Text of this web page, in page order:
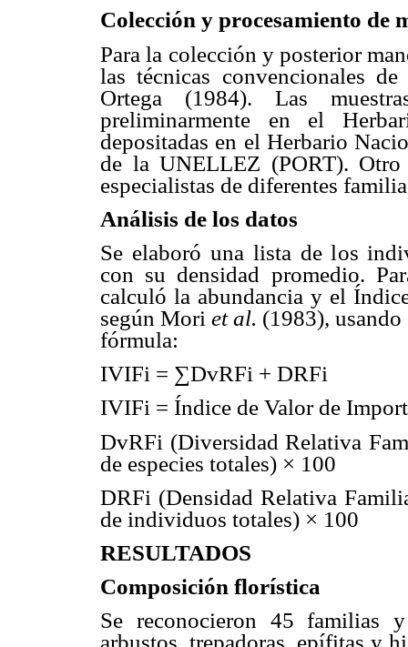
Colección y procesamiento de
Para la colección y posterior
las técnicas convencionales
Ortega (1984). Las
preliminarmente en el
depositadas en el Herbario
de la UNELLEZ (PORT).
especialistas de diferentes
Análisis de los datos
Se elaboró una lista de los
con su densidad promedio.
calculó la abundancia y el
segúnMorietal. (1983),
fórmula:
IVIFi = ∑DvRFi + DRFi
IVIFi = Índice de Valor de
DvRFi (Diversidad Relativa
de especies totales) × 100
DRFi (Densidad Relativa
de individuos totales) × 100
RESULTADOS
Composición florística
Se reconocieron 45 familias